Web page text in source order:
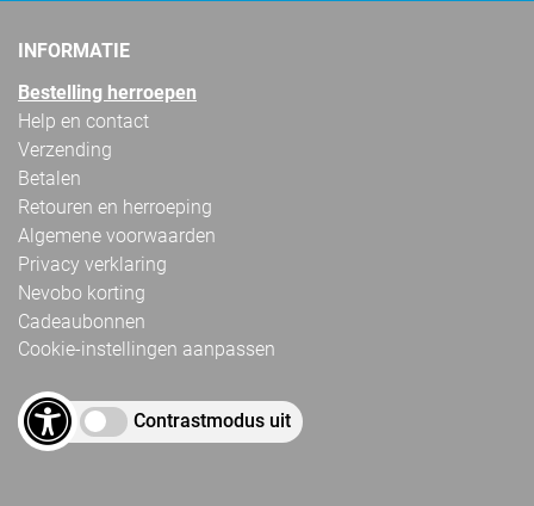
INFORMATIE
Bestelling herroepen
Help en contact
Verzending
Betalen
Retouren en herroeping
Algemene voorwaarden
Privacy verklaring
Nevobo korting
Cadeaubonnen
Cookie-instellingen aanpassen
Contrastmodus uit